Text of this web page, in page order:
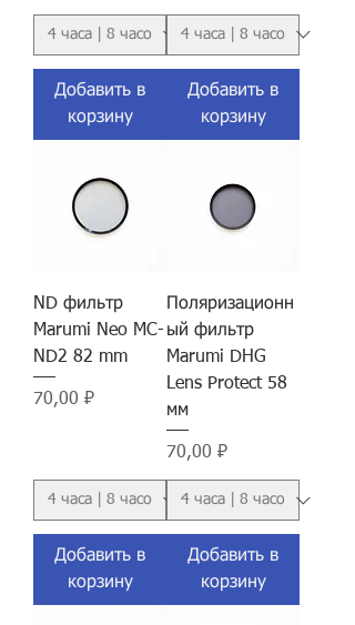
Добавить в
корзину
Добавить в
корзину
ND фильтр
Marumi Neo MC-
ND2 82 mm
Цена
70,00 ₽
Добавить в
корзину
Поляризационн
ый фильтр
Marumi DHG
Lens Protect 58
мм
Цена
70,00 ₽
Добавить в
корзину